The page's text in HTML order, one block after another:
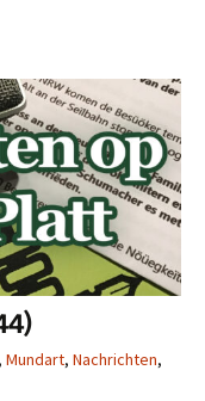
, Mundart, Nachrichten,